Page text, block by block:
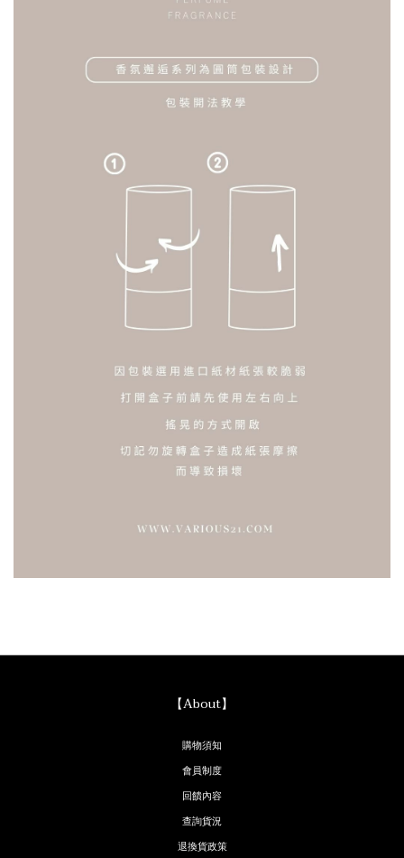
【About】
購物須知
會員制度
回饋內容
查詢貨況
退換貨政策